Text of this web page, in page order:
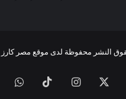
النشر محفوظة لدى موقع مصر كارز
انستقرام‫TikTok